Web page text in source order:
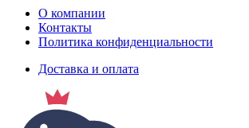
О компании
Контакты
Политика конфиденциальности
Доставка и оплата